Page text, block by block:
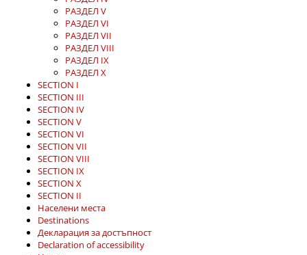
РАЗДЕЛ V
РАЗДЕЛ VI
РАЗДЕЛ VII
РАЗДЕЛ VIII
РАЗДЕЛ IX
РАЗДЕЛ X
SECTION І
SECTION III
SECTION IV
SECTION V
SECTION VI
SECTION VII
SECTION VIII
SECTION IX
SECTION X
SECTION II
Населени места
Destinations
Декларация за достъпност
Declaration of accessibility